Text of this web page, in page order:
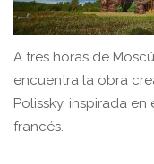
A tres horas de
encuentra la obra
Polissky, inspirada
francés.